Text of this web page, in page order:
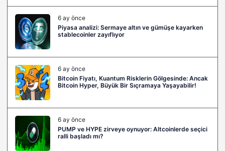
6 ay önce
Piyasa analizi: Sermaye altın ve gümüşe kayarken
stablecoinler zayıflıyor
6 ay önce
Bitcoin Fiyatı, Kuantum Risklerin Gölgesinde: Ancak
Bitcoin Hyper, Büyük Bir Sıçramaya Yaşayabilir!
6 ay önce
PUMP ve HYPE zirveye oynuyor: Altcoinlerde seçici
ralli başladı mı?